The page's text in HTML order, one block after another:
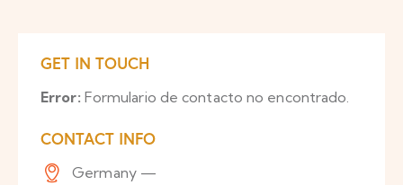
GET IN TOUCH
Error: Formulario de contacto no encontrado.
CONTACT INFO
Germany —